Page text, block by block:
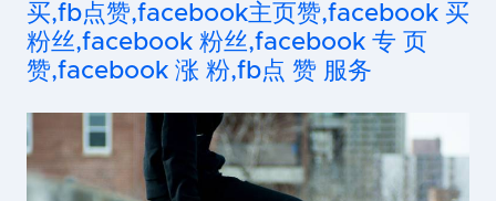
买,fb点赞,facebook主页赞,facebook 买
粉丝,facebook 粉丝,facebook 专 页
赞,facebook 涨 粉,fb点 赞 服务